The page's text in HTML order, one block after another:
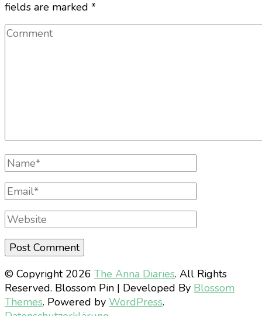
fields are marked *
Comment
Full
Name
Email
Website
© Copyright 2026 The Anna Diaries. All Rights
Reserved. Blossom Pin | Developed By Blossom
Themes. Powered by WordPress.